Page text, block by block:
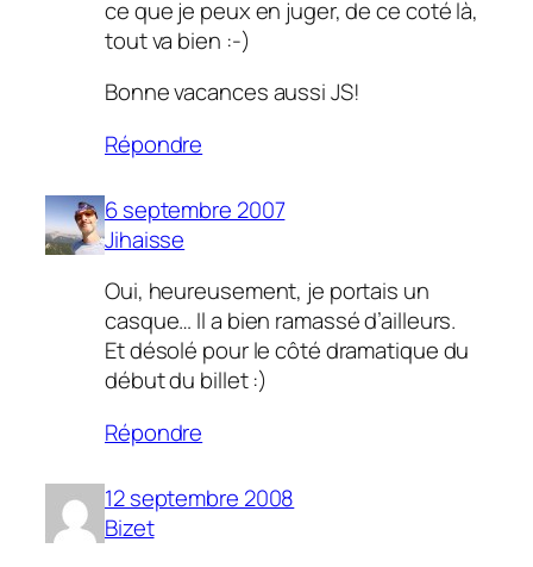
ce que je peux en juger, de ce coté là,
tout va bien :-)
Bonne vacances aussi JS!
Répondre
6 septembre 2007
Jihaisse
Oui, heureusement, je portais un
casque… Il a bien ramassé d’ailleurs.
Et désolé pour le côté dramatique du
début du billet :)
Répondre
12 septembre 2008
Bizet